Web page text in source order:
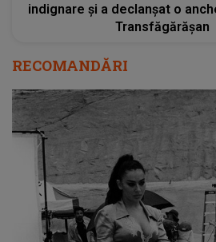
indignare și a declanșat o
Transfăgărășan
RECOMANDĂRI